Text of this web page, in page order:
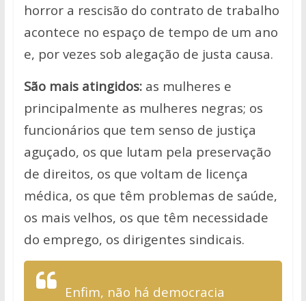
horror a rescisão do contrato de trabalho
acontece no espaço de tempo de um ano
e, por vezes sob alegação de justa causa.
São mais atingidos:as mulheres e
principalmente as mulheres negras; os
funcionários que tem senso de justiça
aguçado, os que lutam pela preservação
de direitos, os que voltam de licença
médica, os que têm problemas de saúde,
os mais velhos, os que têm necessidade
do emprego, os dirigentes sindicais.
Enfim, não há democracia